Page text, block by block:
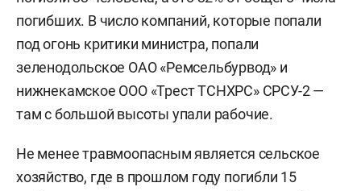
погибших. В число компаний, которые попали
под огонь критики министра, попали
зеленодольское ОАО «Ремсельбурвод» и
нижнекамское ООО «Трест ТСНХРС» СРСУ-2 —
там с большой высоты упали рабочие.
Не менее травмоопасным является сельское
хозяйство, где в прошлом году погибли 15